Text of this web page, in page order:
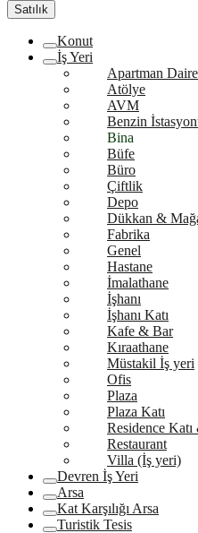
Satılık
Konut
İş Yeri
Apartman
Atölye
AVM
Benzin
Bina
Büfe
Büro
Çiftlik
Depo
Dükkan &
Fabrika
Genel
Hastane
İmalathane
İşhanı
İşhanı Katı
Kafe & Bar
Kıraathane
Müstakil İş yeri
Ofis
Plaza
Plaza Katı
Residence
Restaurant
Villa (İş yeri)
Devren İş Yeri
Arsa
Kat Karşılığı Arsa
Turistik Tesis